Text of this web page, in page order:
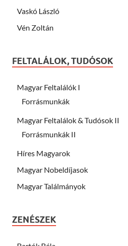
Vaskó László
Vén Zoltán
FELTALÁLOK, TUDÓSOK
Magyar Feltalálók I
Forrásmunkák
Magyar Feltalálok & Tudósok II
Forrásmunkák II
Híres Magyarok
Magyar Nobeldíjasok
Magyar Találmányok
ZENÉSZEK